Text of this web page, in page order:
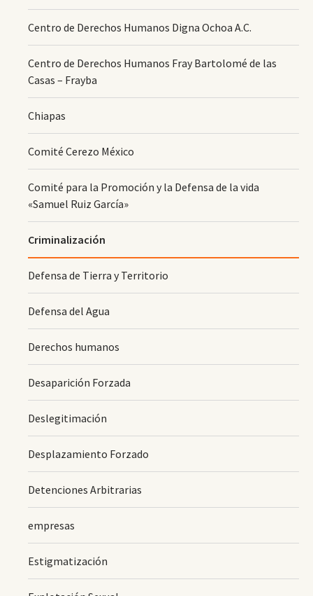
Centro de Derechos Humanos Digna Ochoa A.C.
Centro de Derechos Humanos Fray Bartolomé de las
Casas – Frayba
Chiapas
Comité Cerezo México
Comité para la Promoción y la Defensa de la vida
«Samuel Ruiz García»
Criminalización
Defensa de Tierra y Territorio
Defensa del Agua
Derechos humanos
Desaparición Forzada
Deslegitimación
Desplazamiento Forzado
Detenciones Arbitrarias
empresas
Estigmatización